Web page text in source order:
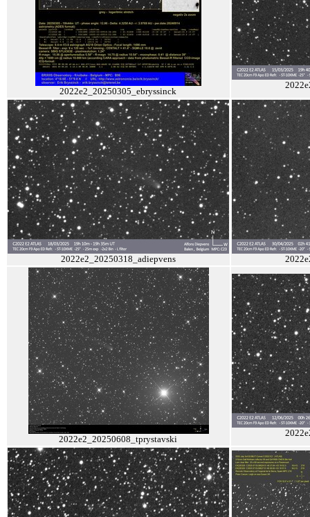
2022e2_20250305_ebryssinck
2022e2_20250318_adiepvens
2022e2_20250608_tprystavski